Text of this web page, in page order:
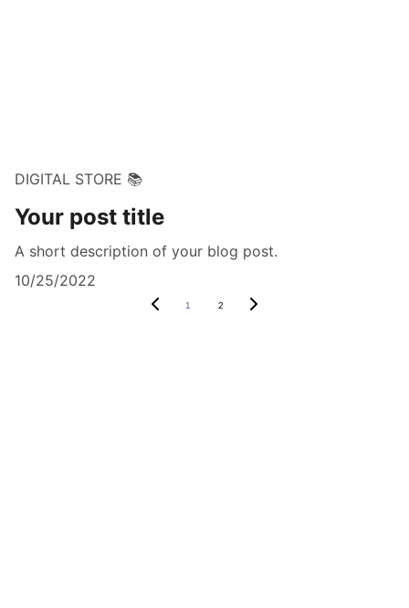
DIGITAL STORE 📚
Your post title
A short description of your blog post.
10/25/2022
1 2